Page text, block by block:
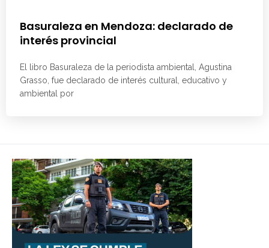
Basuraleza en Mendoza: declarado de
interés provincial
El libro Basuraleza de la periodista ambiental, Agustina
Grasso, fue declarado de interés cultural, educativo y
ambiental por